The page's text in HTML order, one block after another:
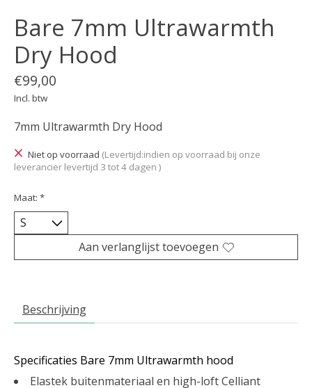
Bare 7mm Ultrawarmth
Dry Hood
€99,00
Incl. btw
7mm Ultrawarmth Dry Hood
Niet op voorraad (Levertijd:indien op voorraad bij onze
leverancier levertijd 3 tot 4 dagen )
Maat: *
Aan verlanglijst toevoegen
Beschrijving
Specificaties Bare 7mm Ultrawarmth hood
Elastek buitenmateriaal en high-loft Celliant